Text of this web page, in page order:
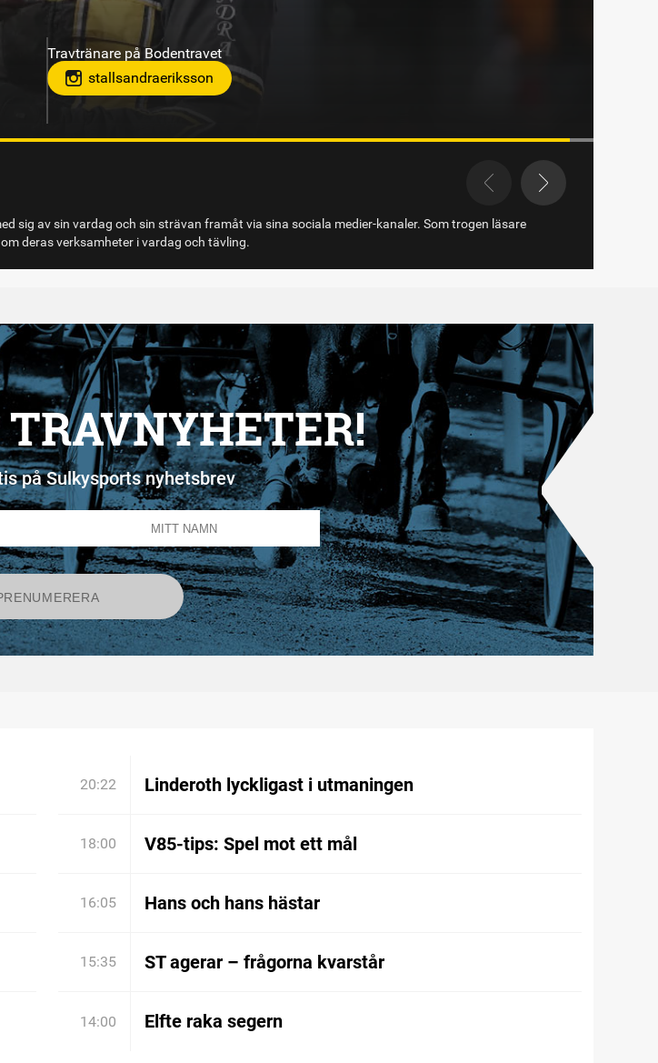
Travtränare på Hagmyren, Hudiksvall
sig av sin vardag och sin strävan framåt via sina sociala medier-kanaler. Som trogen läsare
deras verksamheter i vardag och tävling.
på Sulkysports nyhetsbrev
20:22 Linderoth lyckligast i utmaningen
18:00 V85-tips: Spel mot ett mål
16:05 Hans och hans hästar
15:35 ST agerar – frågorna kvarstår
14:00 Elfte raka segern